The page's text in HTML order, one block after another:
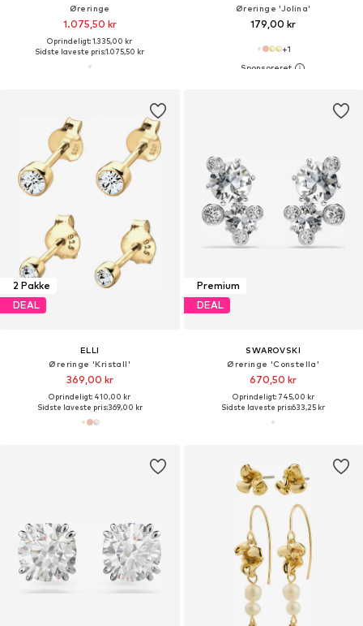
Øreringe
1.075,50 kr
Oprindeligt: 1.335,00 kr
Sidste laveste pris:1.075,50 kr
Øreringe 'Jolina'
179,00 kr
+1
2 Pakke
DEAL
ELLI
Øreringe 'Kristall'
369,00 kr
Oprindeligt: 410,00 kr
Sidste laveste pris:369,00 kr
Premium
DEAL
SWAROVSKI
Øreringe 'Constella'
670,50 kr
Oprindeligt: 745,00 kr
Sidste laveste pris:633,25 kr